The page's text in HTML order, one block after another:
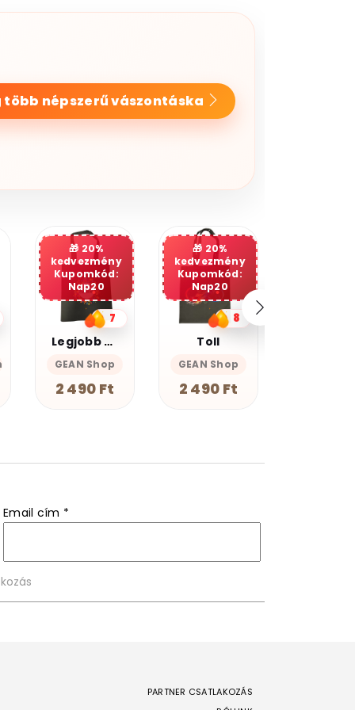
több népszerű vászontáska
20%
kedvezmény
Kupomkód:
Nap20
8
Toll
GEAN Shop
2 490 Ft
5
Magnolion Merch
4 190 Ft
Email cím *
PARTNER CSATLAKOZÁS